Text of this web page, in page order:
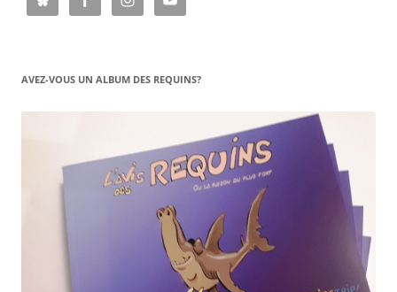
AVEZ-VOUS UN ALBUM DES REQUINS?